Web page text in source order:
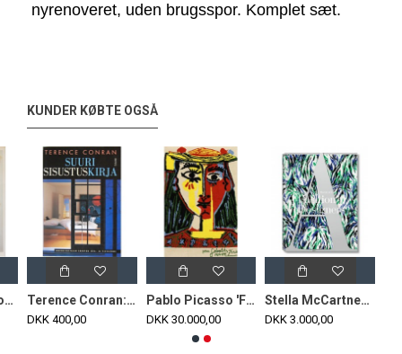
nyrenoveret, uden brugsspor. Komplet sæt.
KUNDER KØBTE OGSÅ
Peter Brandes og antikken Bog Terence Conran: Suuri Sisustuskirja Bog
DKK 400,00
Pablo Picasso 'Femme au chapeau a pompons et au corsage imprimé' by Desso, cd
DKK 30.000,00
Stella McCartney Edition, Fashion Designers: The Collection of the Museum at FIT
DKK 3.000,00